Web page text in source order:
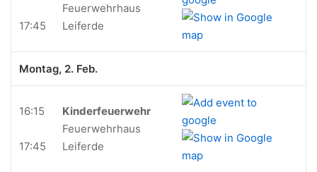
17:45
Feuerwehrhaus
Leiferde
Montag, 2. Feb.
16:15
17:45
Kinderfeuerwehr
Feuerwehrhaus
Leiferde